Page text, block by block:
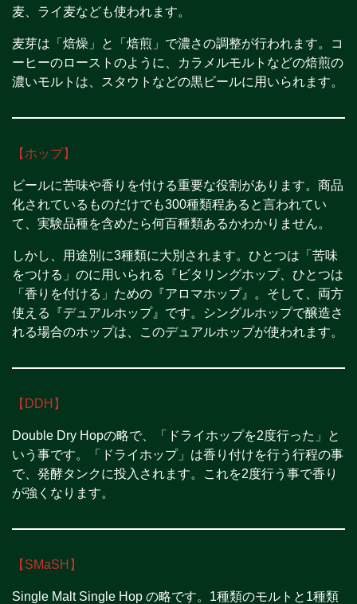
麦、ライ麦なども使われます。
麦芽は「焙燥」と「焙煎」で濃さの調整が行われます。コ
ーヒーのローストのように、カラメルモルトなどの焙煎の
濃いモルトは、スタウトなどの黒ビールに用いられます。
【ホップ】
ビールに苦味や香りを付ける重要な役割があります。商品
化されているものだけでも300種類程あると言われてい
て、実験品種を含めたら何百種類あるかわかりません。
しかし、用途別に3種類に大別されます。ひとつは「苦味
をつける」のに用いられる『ビタリングホップ、ひとつは
「香りを付ける」ための『アロマホップ』。そして、両方
使える『デュアルホップ』です。シングルホップで醸造さ
れる場合のホップは、このデュアルホップが使われます。
【DDH】
Double Dry Hopの略で、「ドライホップを2度行った」と
いう事です。「ドライホップ」は香り付けを行う行程の事
で、発酵タンクに投入されます。これを2度行う事で香り
が強くなります。
【SMaSH】
Single Malt Single Hop の略です。1種類のモルトと1種類